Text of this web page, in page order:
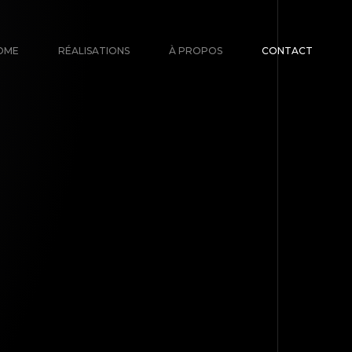
RÉALISATIONS À PROPOS CONTACT